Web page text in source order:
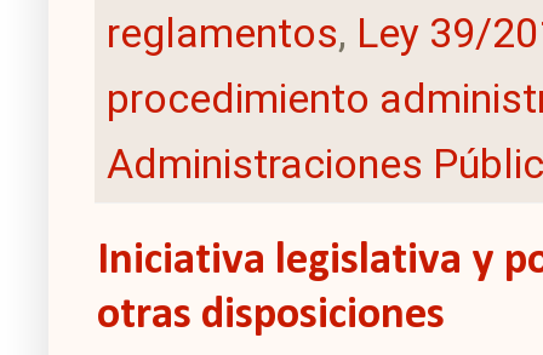
reglamentos, Ley 39/
procedimiento
Administraciones
Iniciativa legislativa y
otras disposiciones